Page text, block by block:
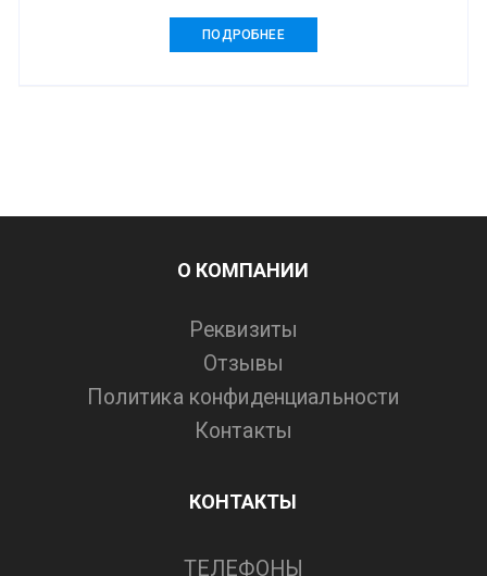
ПОДРОБНЕЕ
О КОМПАНИИ
Реквизиты
Отзывы
Политика конфиденциальности
Контакты
КОНТАКТЫ
ТЕЛЕФОНЫ